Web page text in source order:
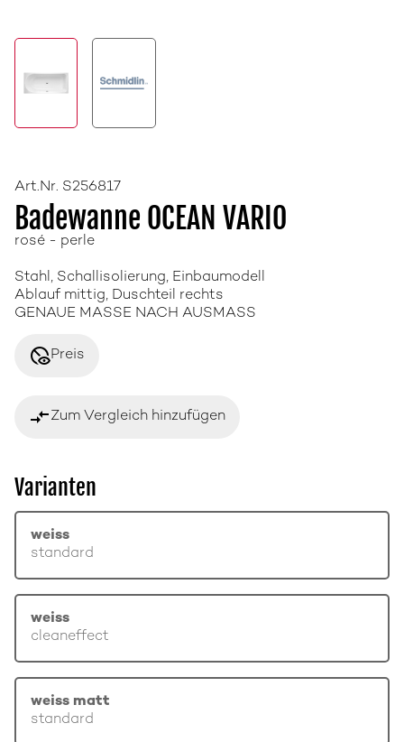
Art.Nr. S256817
Badewanne OCEAN VARIO
rosé - perle
Stahl, Schallisolierung, Einbaumodell
Ablauf mittig, Duschteil rechts
GENAUE MASSE NACH AUSMASS
disabled_visiblePreis
compare_arrowsZum Vergleich hinzufügen
Varianten
weiss
standard
weiss
cleaneffect
weiss matt
standard